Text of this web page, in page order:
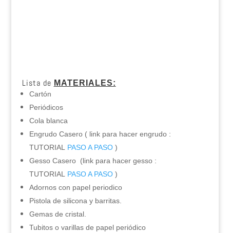
Lista de MATERIALES:
Cartón
Periódicos
Cola blanca
Engrudo Casero ( link para hacer engrudo :
TUTORIAL PASO A PASO)
Gesso Casero (link para hacer gesso :
TUTORIAL PASO A PASO)
Adornos con papel periodico
Pistola de silicona y barritas.
Gemas de cristal.
Tubitos o varillas de papel periódico